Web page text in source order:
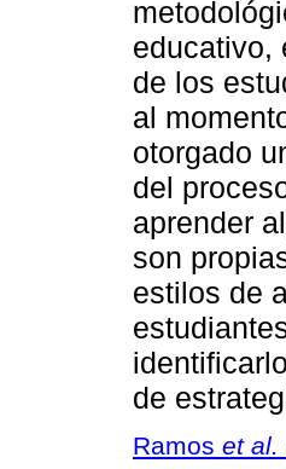
educativo,
de los
al
otorgado
del
aprender
son
estilos de
de
Ramos et al.